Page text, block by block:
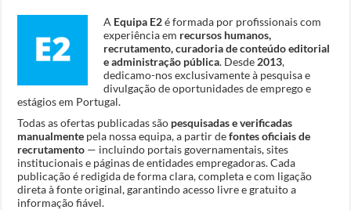
A Equipa E2é formada por profissionais com
experiência em recursos humanos,
recrutamento, curadoria de conteúdo editorial
e administração pública. Desde 2013,
dedicamo-nos exclusivamente à pesquisa e
divulgação de oportunidades de emprego e
estágios em Portugal.
Todas as ofertas publicadas são pesquisadas e verificadas
manualmente pela nossa equipa, a partir defontes oficiais de
recrutamento — incluindo portais governamentais, sites
institucionais e páginas de entidades empregadoras. Cada
publicação é redigida de forma clara, completa e com ligação
direta à fonte original, garantindo acesso livre e gratuito a
informação fiável.